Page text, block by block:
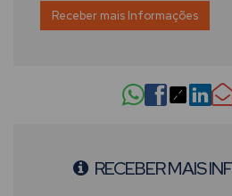
RECEBER MAIS